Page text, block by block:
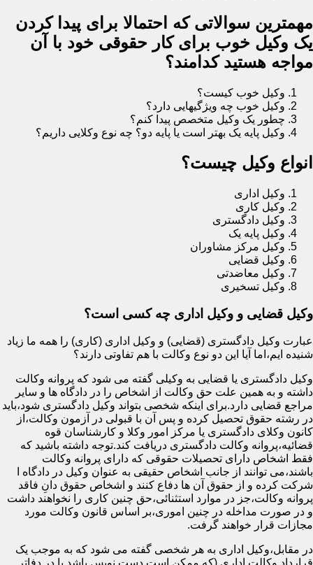
مهمترین سوالاتی که احتمالا برای پیدا کردن
یک وکیل خوب برای کار حقوقی خود با آن
مواجه هستید کدامند؟
وکیل خوب کیست؟
وکیل خوب چه ویژگیهایی دارد؟
چطور یک وکیل متخصص پیدا کنم؟
وکیل پایه یک بهتر است یا پایه دو؟ چه نوع وکلایی داریم؟
انواع وکیل چیست؟
وکیل اداری
وکیل کاری
وکیل دادگستری
وکیل پایه یک
وکیل مرکز مشاوران
وکیل قضایی
وکیل معاضدتی
وکیل تسخیری
وکیل قضایی و وکیل اداری چه کسی است؟
عبارت وکیل دادگستری (قضایی) و وکیل اداری (کاری) را همه ما زیاد
شنیده ایم،اما آیا این دو نوع وکالت با هم تفاوتی دارند؟
وکیل دادگستری یا قضایی به وکیلی گفته می شود که پروانه وکالت
داشته و به همین علت حق وکالت از اشخاص را در دادگاه ها و سایر
مراجع قضایی دارد.برای اینکه شخصی بتواند وکیل دادگستری شود،باید
در رشته حقوق تحصیل کرده و پس آن با قبولی در آزمون وکالت،از
کانون وکلای دادگستری یا مرکز امور وکلا و کارشناسان قوه
قضائیه،پروانه وکالت دادگستری دریافت کند.توجه داشته باشید که
فقط اشخاص دارای تحصیلات حقوقی که دارای پروانه وکالت
باشند،می توانند از جانب اشخاص حقیقی به عنوان وکیل در دادگاه ا
شرکت کرده و از حقوق آن ها دفاع کنند و اشخاص حقوق دانِ فاقد
پروانه وکالت،جز در موارد استثنائی،حق چنین کاری را نخواهند داشت
و در صورت مداخله در چنین اموری،بر اساس قانون وکالت مورد
مجازات قرار خواهند گرفت.
در مقابل،وکیل اداری به هر شخصی گفته می شود که به موجب یک